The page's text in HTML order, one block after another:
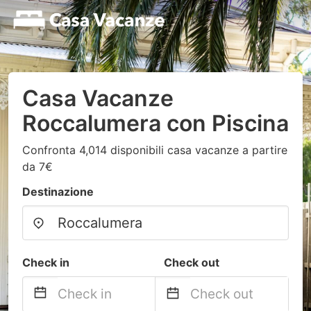
Casa Vacanze
Roccalumera con Piscina
Confronta 4,014 disponibili casa vacanze a partire
da 7€
Destinazione
Check in Check out